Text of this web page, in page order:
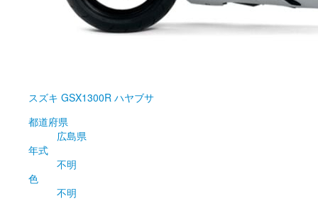
スズキ GSX1300R ハヤブサ
都道府県
広島県
年式
不明
色
不明